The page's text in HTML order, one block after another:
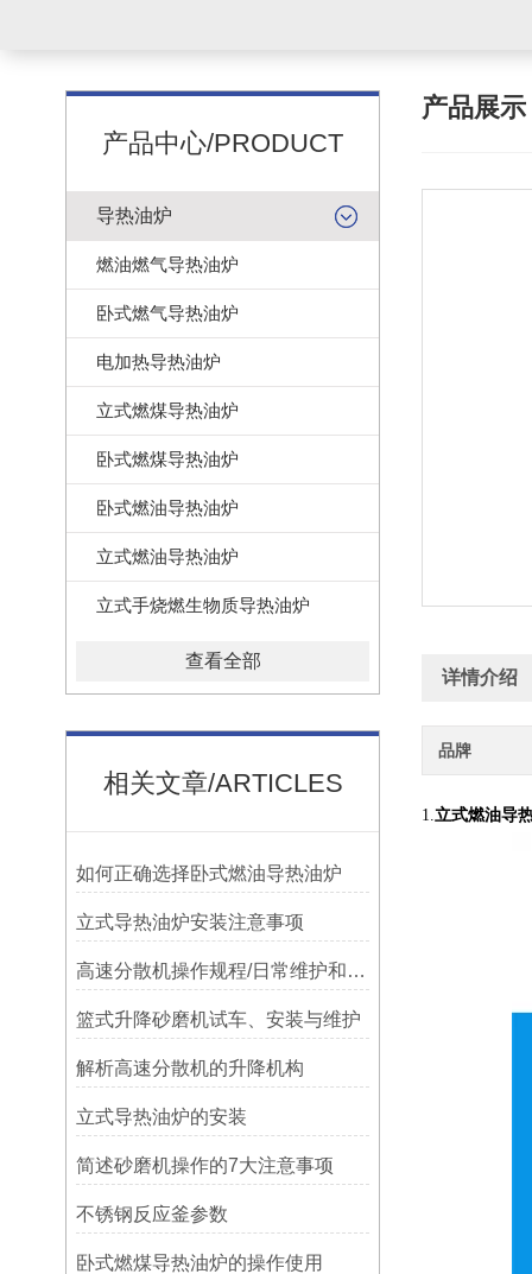
产品中心/PRODUCT
导热油炉
燃油燃气导热油炉
卧式燃气导热油炉
电加热导热油炉
立式燃煤导热油炉
卧式燃煤导热油炉
卧式燃油导热油炉
立式燃油导热油炉
立式手烧燃生物质导热油炉
查看全部
相关文章/ARTICLES
如何正确选择卧式燃油导热油炉
立式导热油炉安装注意事项
高速分散机操作规程/日常维护和保养
篮式升降砂磨机试车、安装与维护
解析高速分散机的升降机构
立式导热油炉的安装
简述砂磨机操作的7大注意事项
不锈钢反应釜参数
卧式燃煤导热油炉的操作使用
产品展示
详情介绍
品牌
1.立式燃油导